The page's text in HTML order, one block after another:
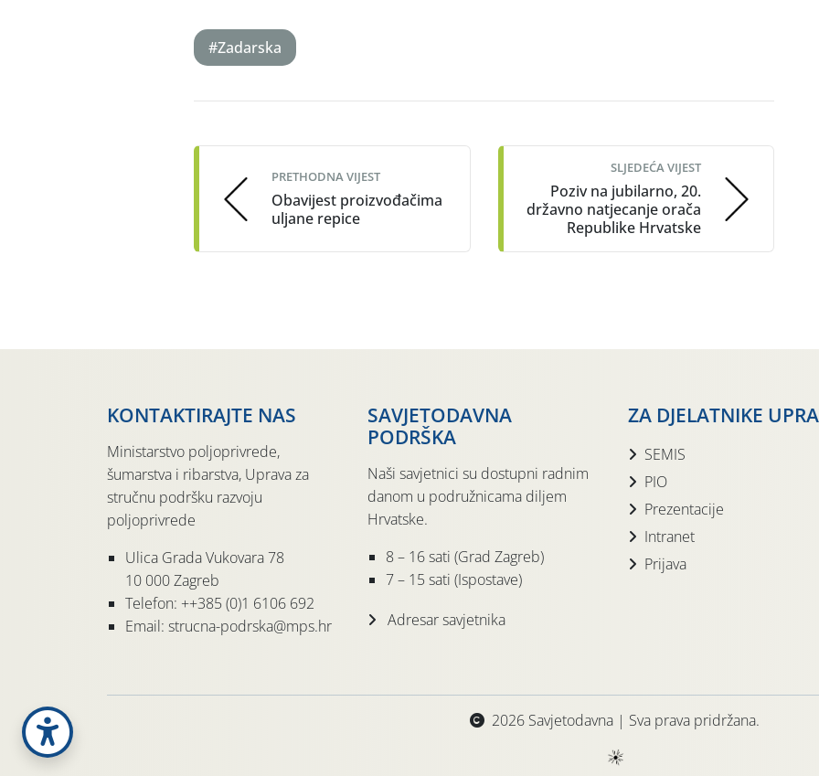
#Zadarska
navigation
PRETHODNA VIJEST
Obavijest proizvođačima
uljane repice
SLJEDEĆA VIJEST
Poziv na jubilarno, 20.
državno natjecanje orača
Republike Hrvatske
KONTAKTIRAJTE NAS
Ministarstvo poljoprivrede,
šumarstva i ribarstva, Uprava za
stručnu podršku razvoju
poljoprivrede
Ulica Grada Vukovara 78
10 000 Zagreb
Telefon: ++385 (0)1 6106 692
Email: strucna-podrska@mps.hr
SAVJETODAVNA
PODRŠKA
Naši savjetnici su dostupni radnim
danom u podružnicama diljem
Hrvatske.
8 – 16 sati (Grad Zagreb)
7 – 15 sati (Ispostave)
Adresar savjetnika
ZA DJELATNIKE
SEMIS
PIO
Prezentacije
Intranet
Prijava
2026 Savjetodavna | Sva prava pridržana.